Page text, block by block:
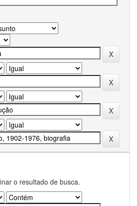
o resultado de busca.